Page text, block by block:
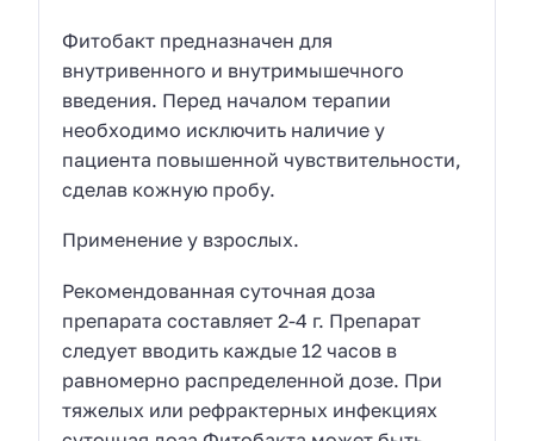
Фитобакт предназначен для
внутривенного и внутримышечного
введения. Перед началом терапии
необходимо исключить наличие у
пациента повышенной чувствительности,
сделав кожную пробу.
Применение у взрослых.
Рекомендованная суточная доза
препарата составляет 2-4 г. Препарат
следует вводить каждые 12 часов в
равномерно распределенной дозе. При
тяжелых или рефрактерных инфекциях